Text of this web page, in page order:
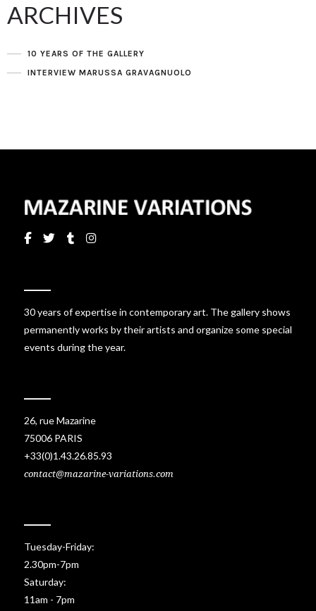
ARCHIVES
10 YEARS OF THE GALLERY
INTERVIEW MARUSSA GRAVAGNUOLO
30 years of expertise in contemporary art. The gallery shows
permanently works by their artists and organize some special
events during the year.
26, rue Mazarine
75006 PARIS
+33(0)1.43.26.85.93
contact@mazarine-variations.com
Tuesday-Friday:
2.30pm-7pm
Saturday:
11am - 7pm